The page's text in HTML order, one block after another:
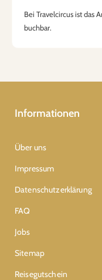
Bei Travelcircus ist das
buchbar.
Informationen
Über uns
Impressum
Datenschutzerklärung
FAQ
Jobs
Sitemap
Reisegutschein